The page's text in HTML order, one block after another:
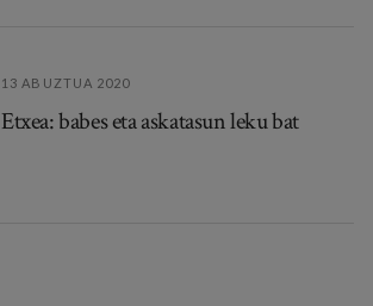
13 ABUZTUA 2020
Etxea: babes eta askatasun leku bat